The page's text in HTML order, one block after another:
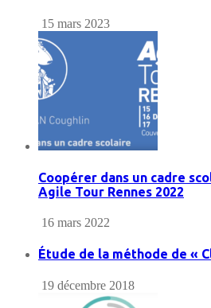
15 mars 2023
Coopérer dans un cadre
Agile Tour Rennes 2022
16 mars 2022
Étude de la méthode de «
19 décembre 2018